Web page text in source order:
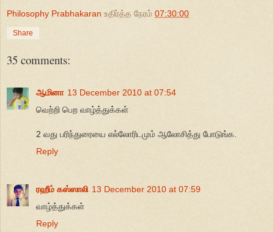
Philosophy Prabhakaran உதிர்த்த நேரம் 07:30:00
Share
35 comments:
ஆமினா 13 December 2010 at 07:54
வெற்றி பெற வாழ்த்துக்கள்
2 வது பரிந்துரையை எல்லோரிடமும் ஆலோசித்து போடுங்க.
Reply
ரஹீம் கஸ்ஸாலி 13 December 2010 at 07:59
வாழ்த்துக்கள்
Reply